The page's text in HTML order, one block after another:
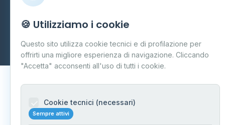
Carpi P.IVA 03859300364
Dati forniti da Ministero delle Imprese e del Made in Italy
Aggiornamento quotidiano
🍪 Utilizziamo i cookie
Questo sito utilizza cookie tecnici e di profilazione per
offrirti una migliore esperienza di navigazione. Cliccando
"Accetta" acconsenti all'uso di tutti i cookie.
Cookie tecnici (necessari)
Sempre attivi